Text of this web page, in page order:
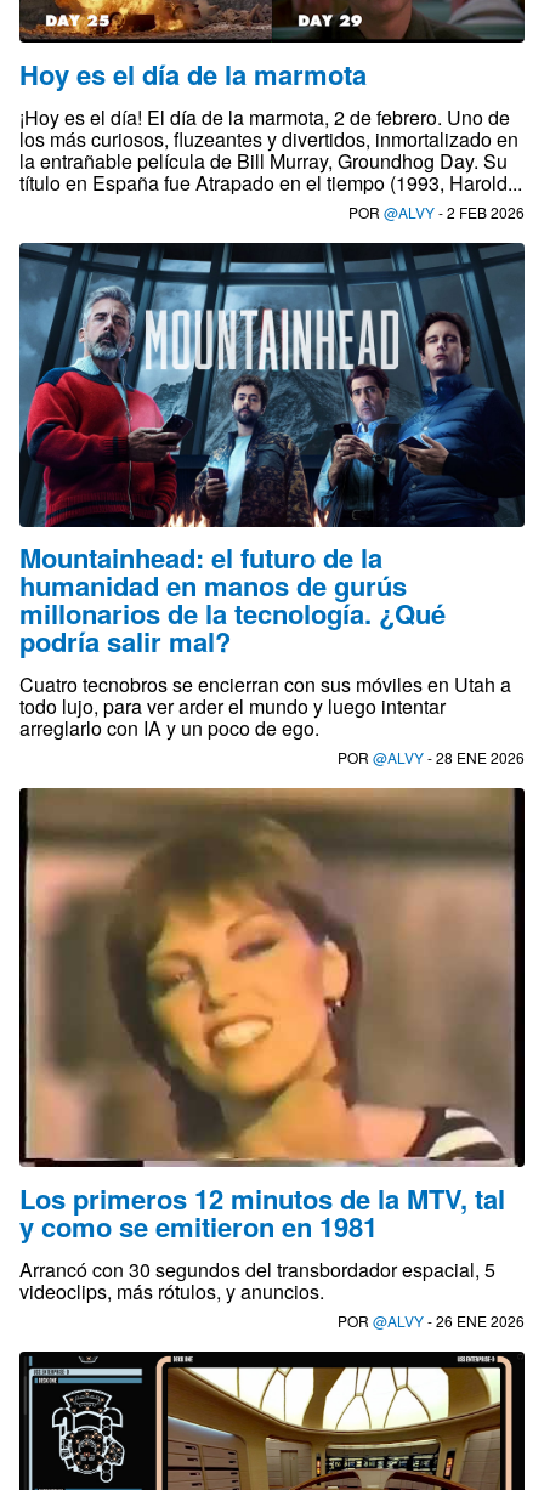
Hoy es el día de la marmota
¡Hoy es el día! El día de la marmota, 2 de febrero. Uno de
los más curiosos, fluzeantes y divertidos, inmortalizado en
la entrañable película de Bill Murray, Groundhog Day. Su
título en España fue Atrapado en el tiempo (1993, Harold...
POR @ALVY- 2 FEB 2026
Mountainhead: el futuro de la
humanidad en manos de gurús
millonarios de la tecnología. ¿Qué
podría salir mal?
Cuatro tecnobros se encierran con sus móviles en Utah a
todo lujo, para ver arder el mundo y luego intentar
arreglarlo con IA y un poco de ego.
POR @ALVY- 28 ENE 2026
Los primeros 12 minutos de la MTV, tal
y como se emitieron en 1981
Arrancó con 30 segundos del transbordador espacial, 5
videoclips, más rótulos, y anuncios.
POR @ALVY- 26 ENE 2026